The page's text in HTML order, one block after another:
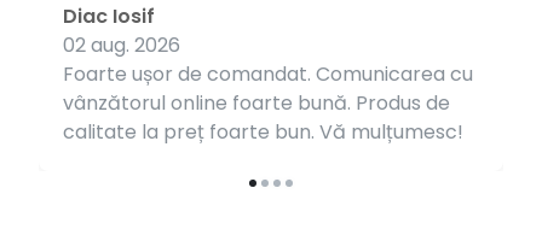
Foarte ușor de comandat. Comunicarea cu
vânzătorul online foarte bună. Produs de
calitate la preț foarte bun. Vă mulțumesc!
Diac Iosif
02 aug. 2026